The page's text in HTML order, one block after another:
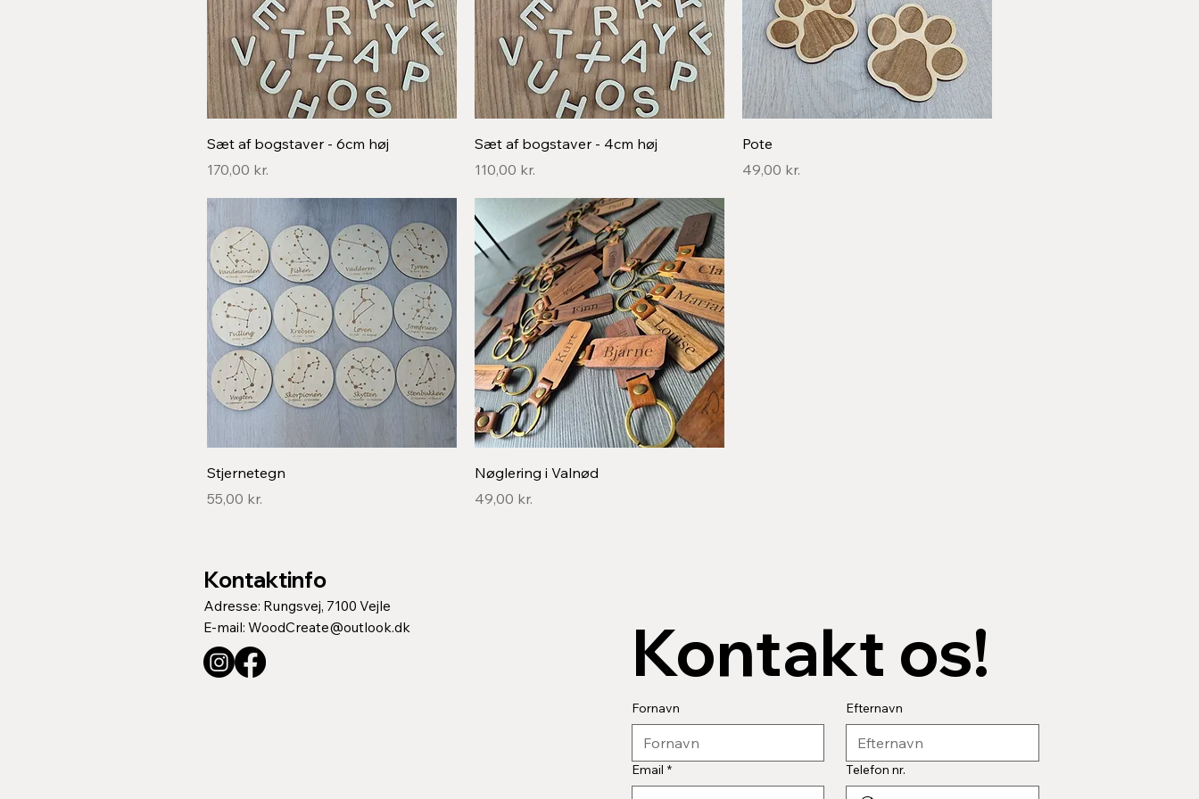
Hurtigvisning
Sæt af bogstaver - 6cm høj
Pris
170,00 kr.
Hurtigvisning
Sæt af bogstaver - 4cm høj
Pris
110,00 kr.
Pote
Pris
49,00 kr.
Stjernetegn
Pris
55,00 kr.
Hurtigvisning
Nøglering i Valnød
Pris
49,00 kr.
Kontaktinfo
Adresse: Rungsvej, 7100 Vejle
E-mail:WoodCreate@outlook.dk Kontakt os!
Fornavn Efternavn
Email * Telefon nr.